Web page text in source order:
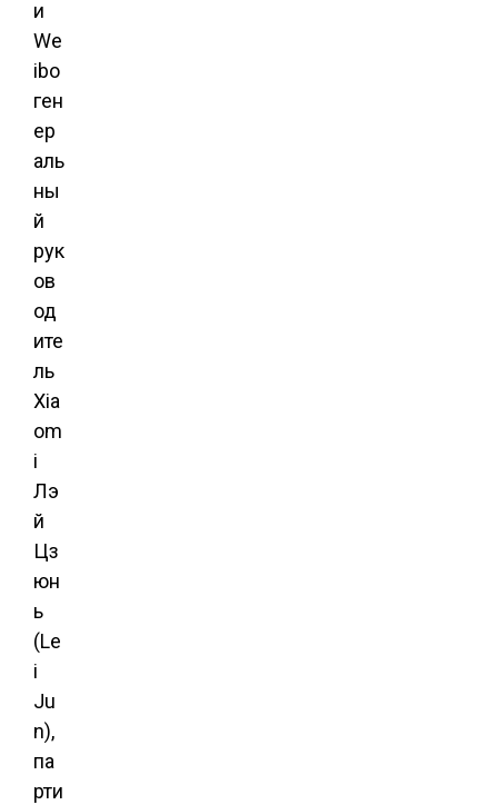
и
We
ibo
ген
ер
аль
ны
й
рук
ов
од
ите
ль
Xia
om
i
Лэ
й
Цз
юн
ь
(Le
i
Ju
n),
па
рти